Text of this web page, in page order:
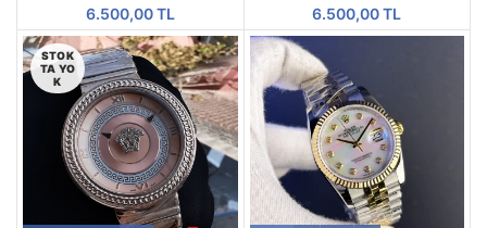
6.500,00TL 6.500,00TL
STOK
TA YO
K